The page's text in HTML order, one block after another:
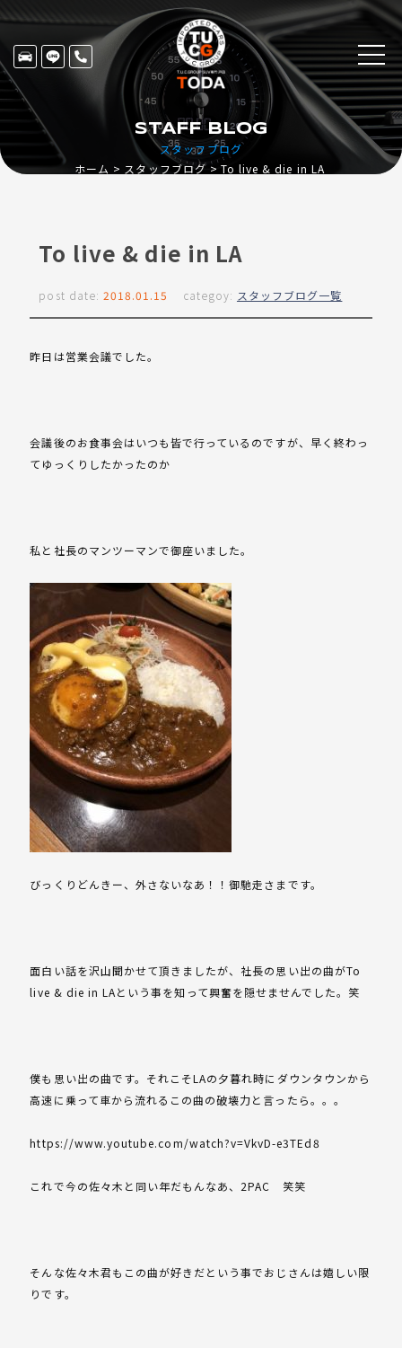
スタッフブログ
STAFF BLOG
ホーム スタッフブログ To live & die in LA
To live & die in LA
post date: 2018.01.15 categoy: スタッフブログ一覧
昨日は営業会議でした。
会議後のお食事会はいつも皆で行っているのですが、早く終わっ
てゆっくりしたかったのか
私と社長のマンツーマンで御座いました。
びっくりどんきー、外さないなあ！！御馳走さまです。
面白い話を沢山聞かせて頂きましたが、社長の思い出の曲がTo
live & die in LAという事を知って興奮を隠せませんでした。笑
僕も思い出の曲です。それこそLAの夕暮れ時にダウンタウンから
高速に乗って車から流れるこの曲の破壊力と言ったら。。。
https://www.youtube.com/watch?v=VkvD-e3TEd8
これで今の佐々木と同い年だもんなあ、2PAC 笑笑
そんな佐々木君もこの曲が好きだという事でおじさんは嬉しい限
りです。